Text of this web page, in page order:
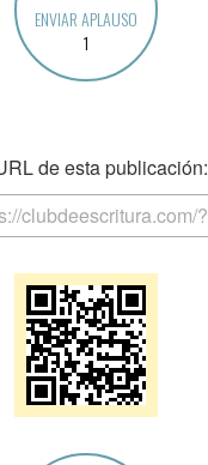
ENVIAR APLAUSO
1
de esta publicación: